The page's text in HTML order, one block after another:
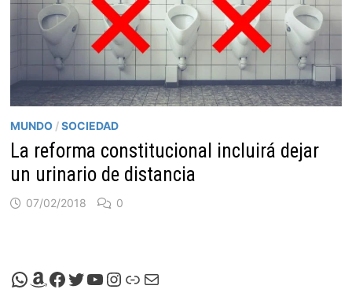
MUNDO /SOCIEDAD
La reforma constitucional incluirá dejar
un urinario de distancia
07/02/2018 0
Canal de Whatsapp de Viscalacant
Comprar en Amazon
Facebook de Viscalacant
Twitter de Viscalacant
Canal de Youtube de Viscalacant
Instagram de Viscalacant
Viscalacant en Polkaverse
Correo electrónico